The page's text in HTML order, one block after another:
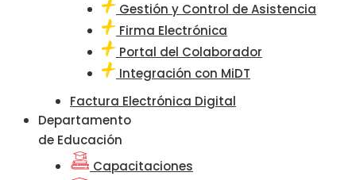
Gestión y Control de Asistencia
Firma Electrónica
Portal del Colaborador
Integración con MiDT
Factura Electrónica Digital
Departamento
de Educación
Capacitaciones